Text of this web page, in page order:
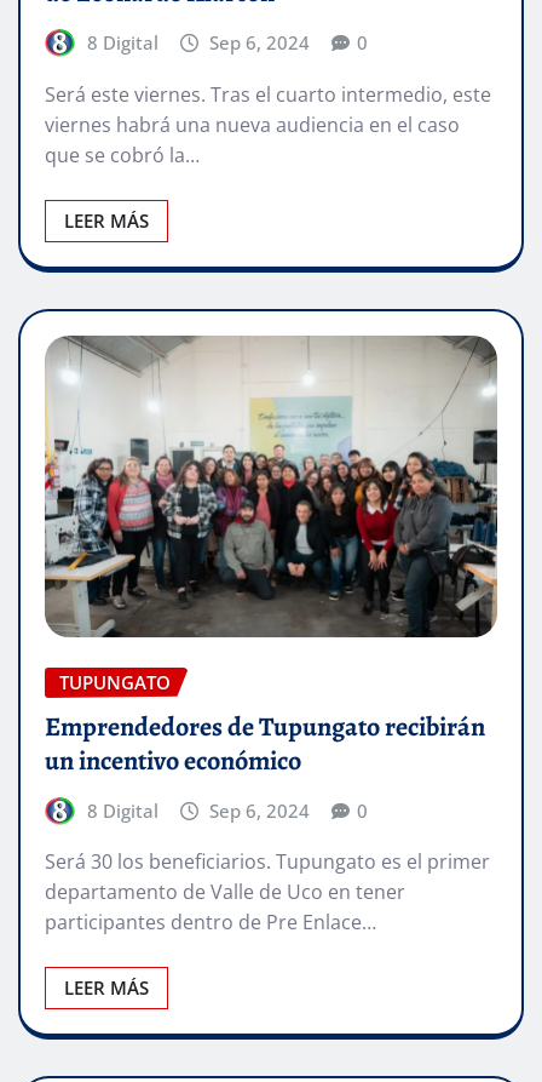
8 Digital Sep 6, 2024 0
Será este viernes. Tras el cuarto intermedio, este
viernes habrá una nueva audiencia en el caso
que se cobró la…
LEER MÁS
TUPUNGATO
Emprendedores de Tupungato recibirán
un incentivo económico
8 Digital Sep 6, 2024 0
Será 30 los beneficiarios. Tupungato es el primer
departamento de Valle de Uco en tener
participantes dentro de Pre Enlace…
LEER MÁS